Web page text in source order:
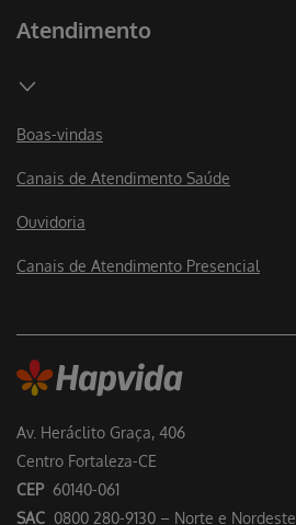
Av. Heráclito Graça, 406
Centro Fortaleza-CE
CEP 60140-061
SAC 0800 280-9130 – Norte e
Atendimento
Boas-vindas
Canais de Atendimento Saúde
Ouvidoria
Canais de Atendimento Presencial